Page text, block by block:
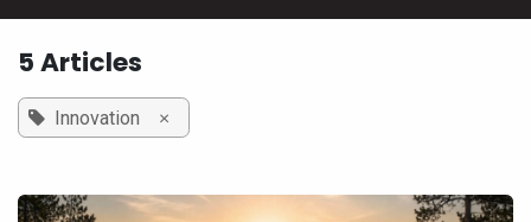
5 Articles
Innovation ×